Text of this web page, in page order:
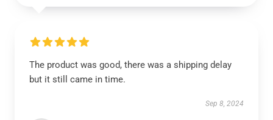
The product was good, there was a shipping delay
but it still came in time.
Sep 8, 2024